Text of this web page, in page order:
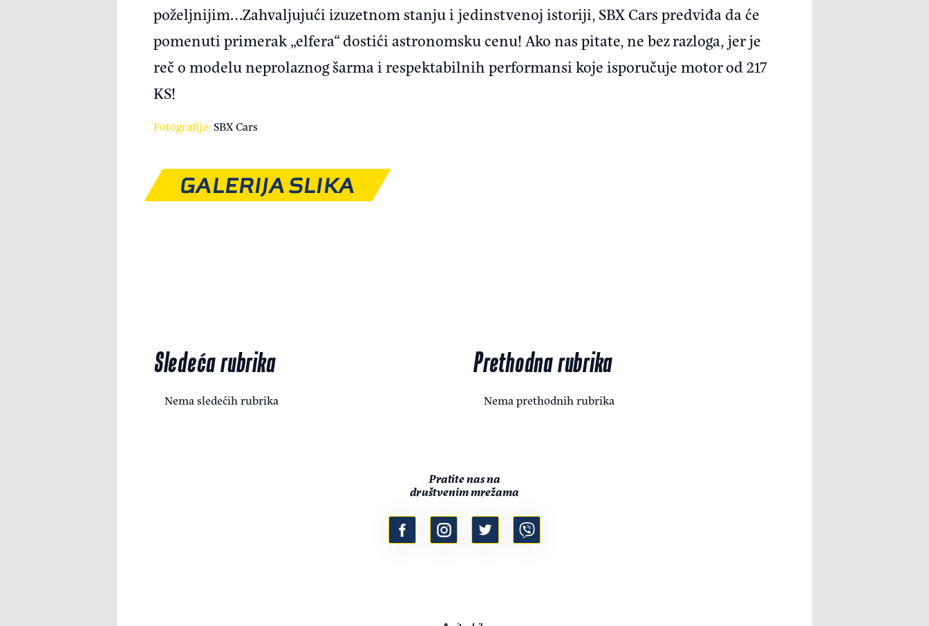
poželjnijim…Zahvaljujući izuzetnom stanju i jedinstvenoj istoriji, SBX Cars predviđa da će
pomenuti primerak „elfera“ dostići astronomsku cenu! Ako nas pitate, ne bez razloga, jer je
reč o modelu neprolaznog šarma i respektabilnih performansi koje isporučuje motor od 217
KS!
Fotografije:SBX Cars
GALERIJA SLIKA
Sledeća rubrika
Nema sledećih rubrika
Prethodna rubrika
Nema prethodnih rubrika
Pratite nas na
društvenim mrežama